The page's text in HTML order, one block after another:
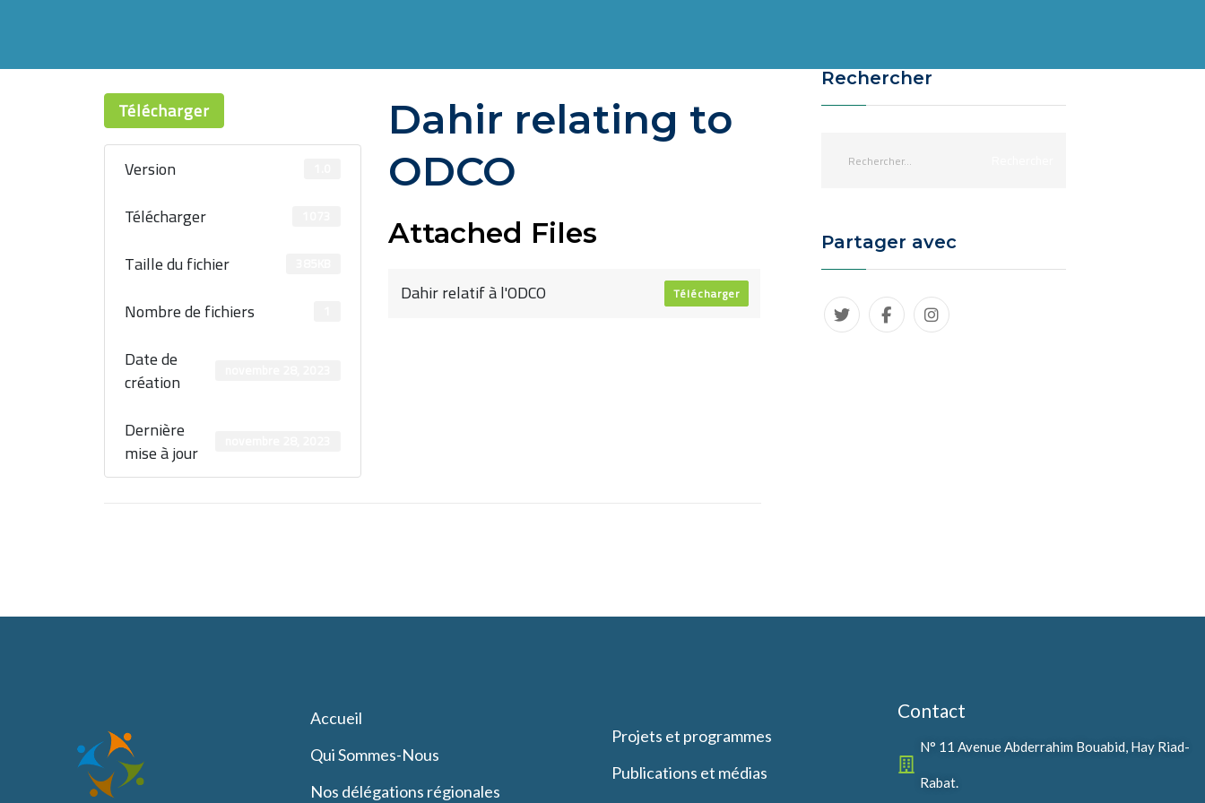
Télécharger
Version
Télécharger
Taille du fichier
Nombre de fichiers
Date de
création
Dernière
mise à jour
Dahir relating to
ODCO
Attached Files
Dahir relatif à l'ODCO Télécharger
Rechercher
Partager avec
Accueil
Qui Sommes-Nous
Nos délégations régionales
Projets et programmes
Publications et médias
Contact
N° 11 Avenue Abderrahim Bouabid, Hay Riad-
Rabat.